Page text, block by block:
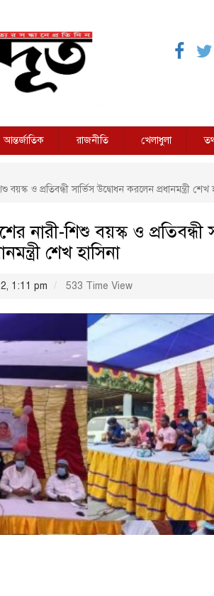
আন্তর্জাতিক রাজনীতি খেলাধুলা
ও প্রতিবন্ধী সার্ভিস উদ্বোধন করলেন প্রধানমন্ত্রী শেখ
নারী-শিশু বয়স্ক ও প্রতিবন্ধী
শেখ হাসিনা
1:11 pm 533 Time View